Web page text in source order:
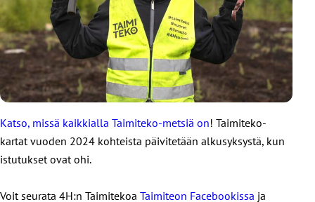
Katso, missä kaikkialla Taimiteko-metsiä on! Taimiteko-
kartat vuoden 2024 kohteista päivitetään alkusyksystä, kun
istutukset ovat ohi.
Voit seurata 4H:n Taimitekoa Taimiteon Facebookissa ja